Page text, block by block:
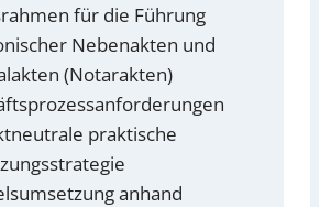
für die Führung
Nebenakten und
(Notarakten)
praktische
anhand